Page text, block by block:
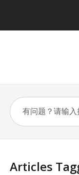
Articles